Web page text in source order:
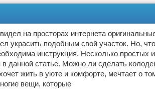
на просторах интернета
украсить подобным свой участок. Но,
инструкция. Несколько простых
данной статье. Можно ли сделать
жить в уюте и комфорте, мечтает о
вещи, которые